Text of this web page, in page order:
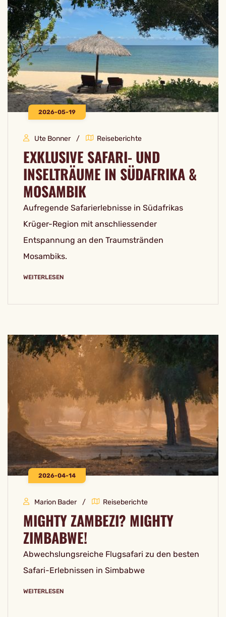
2026-05-19
Ute Bonner Reiseberichte
EXKLUSIVE SAFARI- UND
INSELTRÄUME IN SÜDAFRIKA &
MOSAMBIK
Aufregende Safarierlebnisse in Südafrikas
Krüger-Region mit anschliessender
Entspannung an den Traumstränden
Mosambiks.
WEITERLESEN
2026-04-14
Marion Bader Reiseberichte
MIGHTY ZAMBEZI? MIGHTY
ZIMBABWE!
Abwechslungsreiche Flugsafari zu den besten
Safari-Erlebnissen in Simbabwe
WEITERLESEN